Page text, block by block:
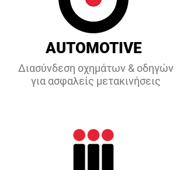
AUTOMOTIVE
Διασύνδεση οχημάτων & οδηγών
για ασφαλείς μετακινήσεις